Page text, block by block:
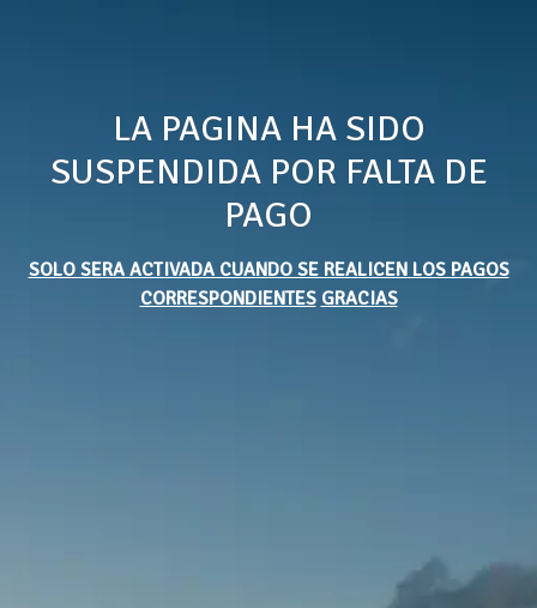
LA PAGINA HA SIDO
SUSPENDIDA POR FALTA DE
PAGO
SOLO SERA ACTIVADA CUANDO SE REALICEN LOS PAGOS
CORRESPONDIENTES GRACIAS